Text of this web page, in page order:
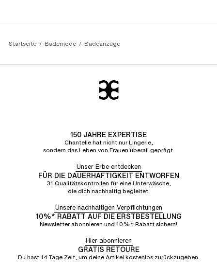
Startseite Bademode Badeanzüge
150 JAHRE EXPERTISE
Chantelle hat nicht nur Lingerie,
sondern das Leben von Frauen überall geprägt.
Unser Erbe entdecken
FÜR DIE DAUERHAFTIGKEIT ENTWORFEN
31 Qualitätskontrollen für eine Unterwäsche,
die dich nachhaltig begleitet.
Unsere nachhaltigen Verpflichtungen
10%* RABATT AUF DIE ERSTBESTELLUNG
Newsletter abonnieren und 10%* Rabatt sichern!
Hier abonnieren
GRATIS RETOURE
Du hast 14 Tage Zeit, um deine Artikel kostenlos zurückzugeben.